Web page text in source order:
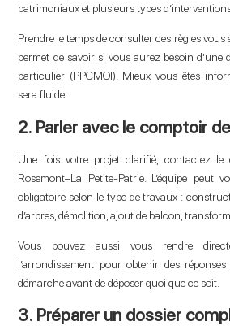
patrimoniaux et plusieurs types
Prendre le temps de consulter ces règles vous
permet de savoir si vous aurez besoin d’une
particulier (PPCMOI). Mieux vous êtes
sera fluide.
2. Parler avec le comptoir
Une fois votre projet clarifié, contactez le
Rosemont–La Petite-Patrie. L’équipe peut
obligatoire selon le type de travaux :
d’arbres, démolition, ajout de balcon,
Vous pouvez aussi vous rendre
l’arrondissement pour obtenir des
démarche avant de déposer quoi que ce soit.
3. Préparer un dossier